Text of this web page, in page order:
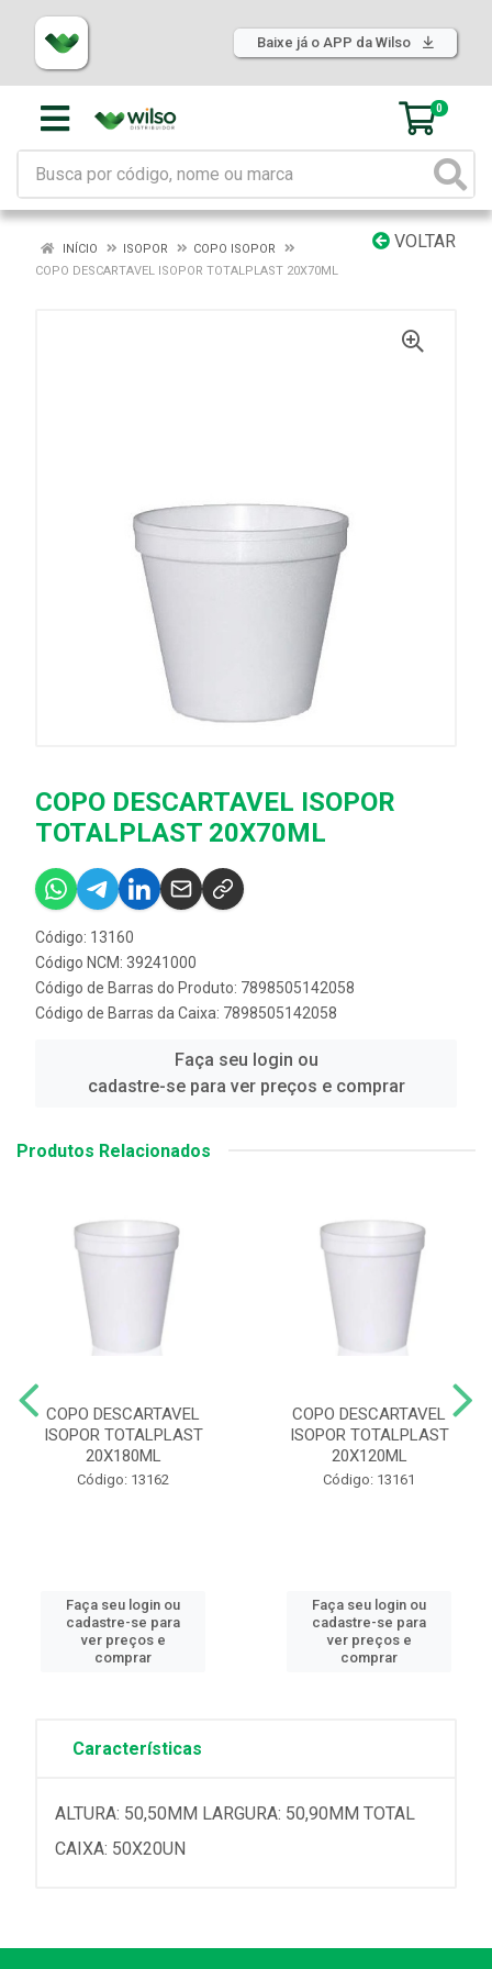
Baixe já o APP da Wilso
0
VOLTAR
INÍCIO ISOPOR
COPO ISOPOR
COPO DESCARTAVEL ISOPOR TOTALPLAST 20X70ML
COPO DESCARTAVEL ISOPOR
TOTALPLAST 20X70ML
Código: 13160
Código NCM: 39241000
Código de Barras do Produto: 7898505142058
Código de Barras da Caixa: 7898505142058
Faça seu login ou
cadastre-se para ver preços e comprar
Produtos Relacionados
COPO DESCARTAVEL
ISOPOR TOTALPLAST
20X180ML
Código: 13162
Faça seu login ou
cadastre-se para
ver preços e
comprar
COPO DESCARTAVEL
ISOPOR TOTALPLAST
20X120ML
Código: 13161
Faça seu login ou
cadastre-se para
ver preços e
comprar
Características
ALTURA: 50,50MM LARGURA: 50,90MM TOTAL
CAIXA: 50X20UN